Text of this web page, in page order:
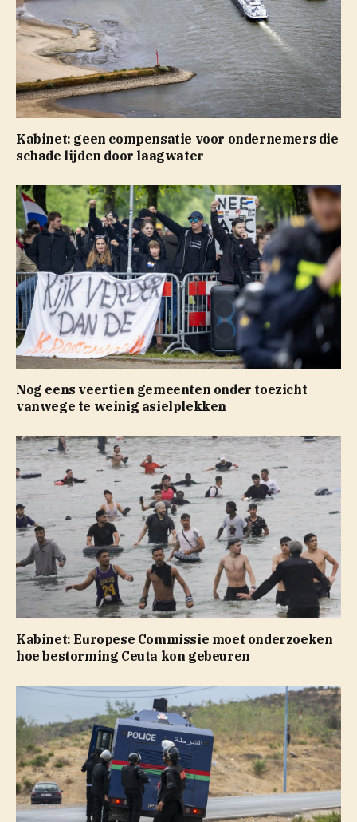
Kabinet: geen compensatie voor ondernemers die
schade lijden door laagwater
Nog eens veertien gemeenten onder toezicht
vanwege te weinig asielplekken
Kabinet: Europese Commissie moet onderzoeken
hoe bestorming Ceuta kon gebeuren